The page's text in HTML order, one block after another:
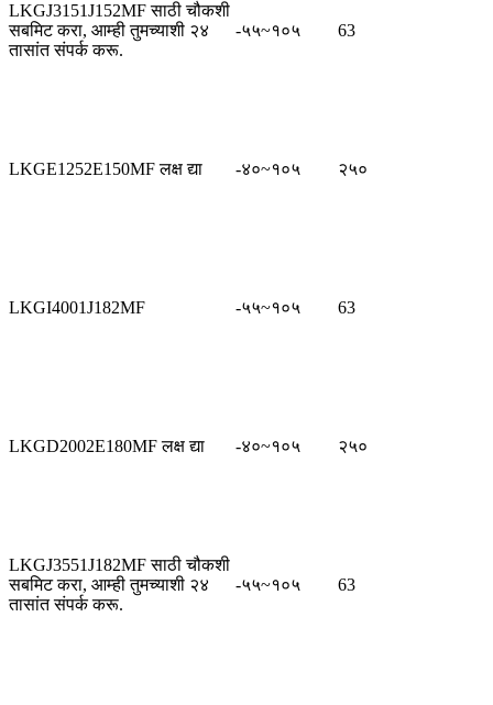
LKGJ3151J152MF साठी चौकशी
सबमिट करा, आम्ही तुमच्याशी २४
तासांत संपर्क करू.
-५५~१०५ 63
LKGE1252E150MF लक्ष द्या -४०~१०५ २५०
LKGI4001J182MF -५५~१०५ 63
LKGD2002E180MF लक्ष द्या -४०~१०५ २५०
LKGJ3551J182MF साठी चौकशी
सबमिट करा, आम्ही तुमच्याशी २४
तासांत संपर्क करू.
-५५~१०५ 63